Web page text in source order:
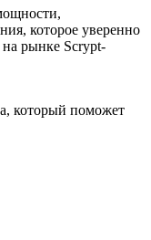
которое уверенно
на рынке Scrypt-
который поможет